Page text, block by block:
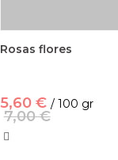
Rosas flores
5,60 € / 100 gr
7,00 €